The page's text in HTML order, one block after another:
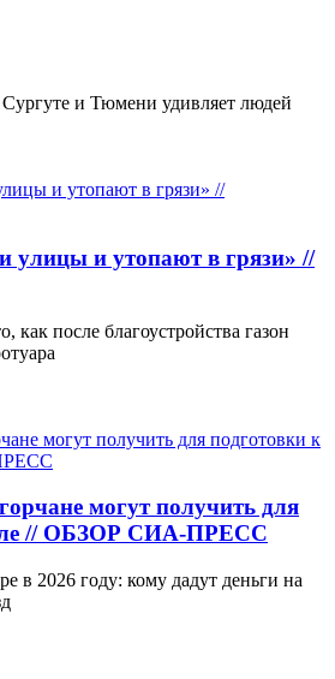
и Тюмени удивляет людей
улицы и утопают в грязи» //
как после благоустройства газон
могут получить для
// ОБЗОР СИА-ПРЕСС
в 2026 году: кому дадут деньги на